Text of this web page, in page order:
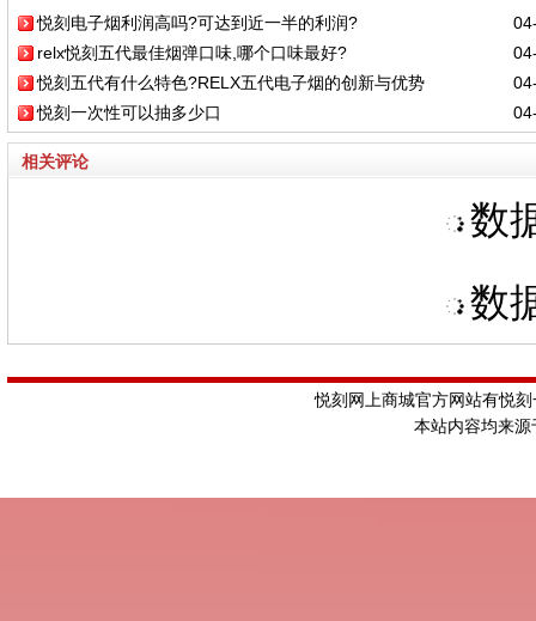
悦刻电子烟利润高吗?可达到近一半的利润?
relx悦刻五代最佳烟弹口味,哪个口味最好?
悦刻五代有什么特色?RELX五代电子烟的创新与优势
悦刻一次性可以抽多少口
相关评论
数
数
悦刻网上商城官方网站有悦
本站内容均来